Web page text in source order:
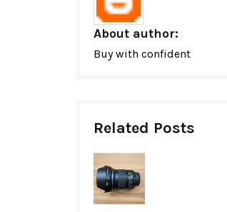
About author:
Buy with confident
Related Posts